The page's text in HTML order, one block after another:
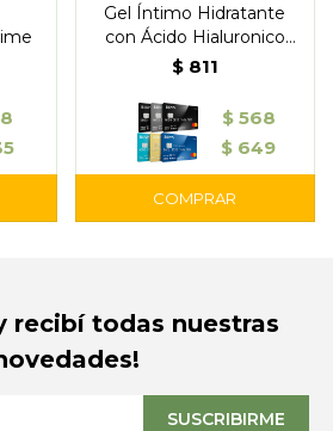
Gel Íntimo Hidratante
con Ácido Hialuronico
Viasek
$ 811
$ 568
$ 649
recibí todas nuestras
SUSCRIBIRME